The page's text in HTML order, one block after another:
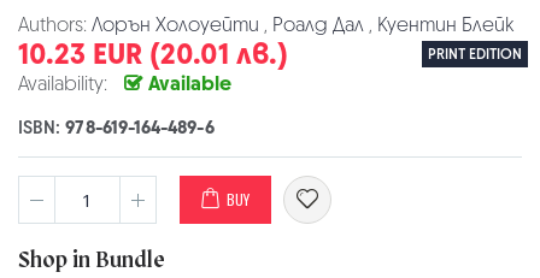
Authors: Лорън Холоуейти , Роалд Дал , Куентин Блейк
10.23 EUR (20.01 лв.) PRINT EDITION
Availability: Available
ISBN:978-619-164-489-6
BUY
Shop in Bundle